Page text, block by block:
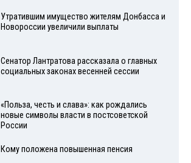
Утратившим имущество жителям Донбасса и
Новороссии увеличили выплаты
Сенатор Лантратова рассказала о главных
социальных законах весенней сессии
«Польза, честь и слава»: как рождались
новые символы власти в постсоветской
России
Кому положена повышенная пенсия